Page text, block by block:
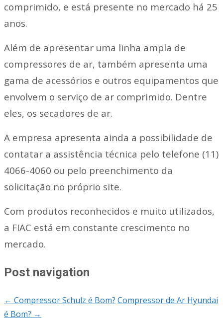
comprimido, e está presente no mercado há 25
anos.
Além de apresentar uma linha ampla de
compressores de ar, também apresenta uma
gama de acessórios e outros equipamentos que
envolvem o serviço de ar comprimido. Dentre
eles, os secadores de ar.
A empresa apresenta ainda a possibilidade de
contatar a assistência técnica pelo telefone (11)
4066-4060 ou pelo preenchimento da
solicitação no próprio site.
Com produtos reconhecidos e muito utilizados,
a FIAC está em constante crescimento no
mercado.
Post navigation
← Compressor Schulz é Bom? Compressor de Ar Hyundai
é Bom? →